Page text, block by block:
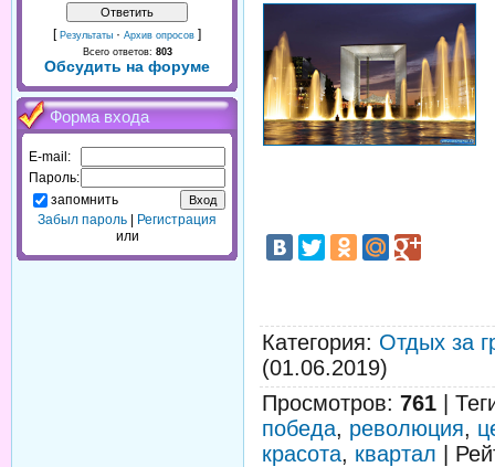
[ Результаты · Архив опросов ]
Всего ответов: 803
Обсудить на форуме
Форма входа
E-mail:
Пароль:
запомнить
Забыл пароль
Регистрация
или
Категория: Отдых за
(01.06.2019)
Просмотров: 761
победа, революция,
красота, квартал